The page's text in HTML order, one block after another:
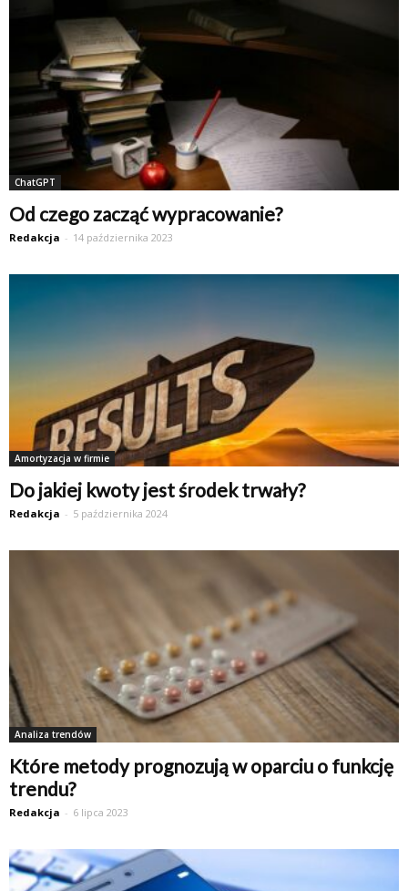
ChatGPT
Od czego zacząć wypracowanie?
Redakcja - 14 października 2023
Amortyzacja w firmie
Do jakiej kwoty jest środek trwały?
Redakcja - 5 października 2024
Analiza trendów
Które metody prognozują w oparciu o funkcję
trendu?
Redakcja - 6 lipca 2023